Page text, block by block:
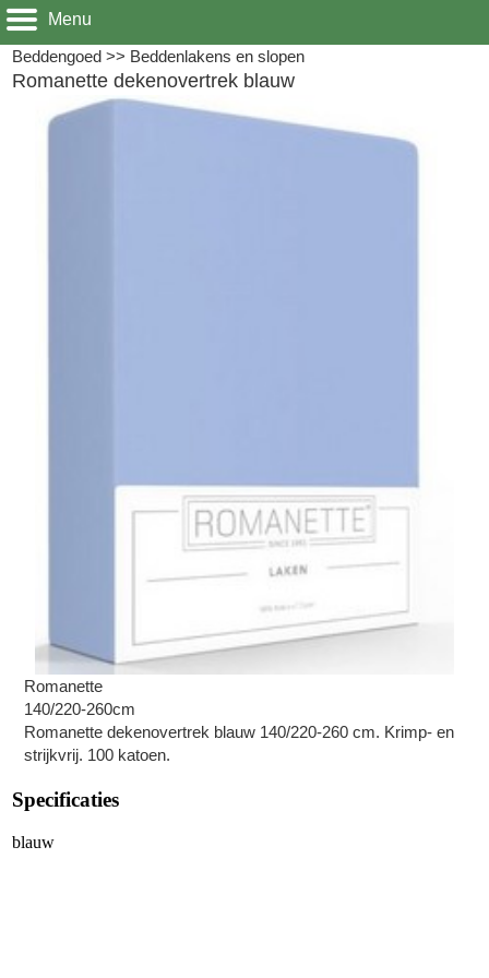
Menu
Beddengoed >> Beddenlakens en slopen
Romanette dekenovertrek blauw
Romanette
140/220-260cm
Romanette dekenovertrek blauw 140/220-260 cm. Krimp- en
strijkvrij. 100 katoen.
Specificaties
blauw